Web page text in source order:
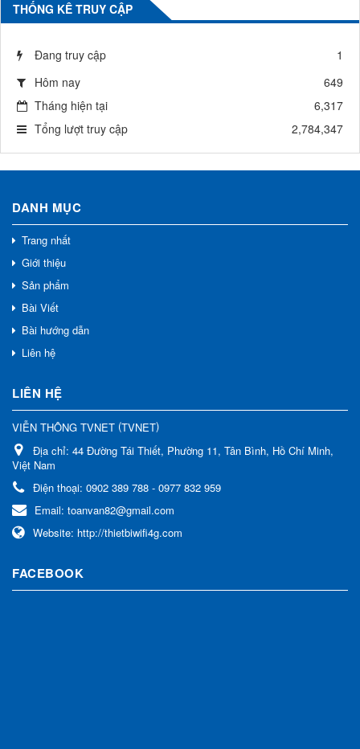
THỐNG KÊ TRUY CẬP
Đang truy cập
1
Hôm nay
649
Tháng hiện tại
6,317
Tổng lượt truy cập
2,784,347
DANH MỤC
Trang nhất
Giới thiệu
Sản phẩm
Bài Viết
Bài hướng dẫn
Liên hệ
LIÊN HỆ
VIỄN THÔNG TVNET (TVNET)
Địa chỉ: 44 Đường Tái Thiết, Phường 11, Tân Bình, Hồ Chí Minh,
Việt Nam
Điện thoại: 0902 389 788 - 0977 832 959
Email: toanvan82@gmail.com
Website: http://thietbiwifi4g.com
FACEBOOK